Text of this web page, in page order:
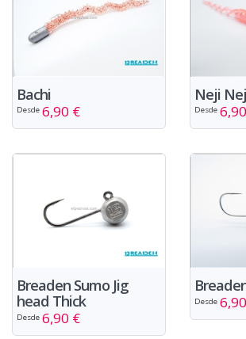
Bachi
Desde 6,90 €
Neji
Desde
Breaden Sumo Jig
head Thick
Desde 6,90 €
Desde